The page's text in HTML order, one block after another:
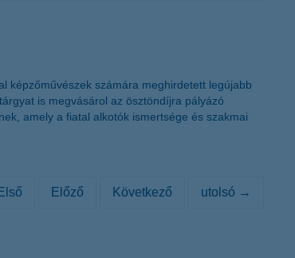
képzőművészek számára meghirdetett legújabb
is megvásárol az ösztöndíjra pályázó
amely a fiatal alkotók ismertsége és szakmai
Előző Következő utolsó →